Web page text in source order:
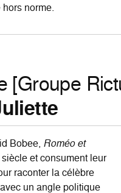
norme.
[Groupe
Bobee, Roméo et
et consument leur
raconter la célèbre
un angle politique